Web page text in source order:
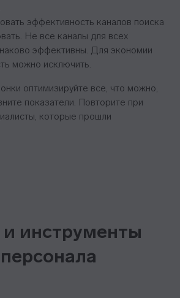
эффективность каналов поиска
Не все каналы для всех
эффективны. Для экономии
можно исключить.
оптимизируйте все, что можно,
показатели. Повторите при
которые прошли
инструменты